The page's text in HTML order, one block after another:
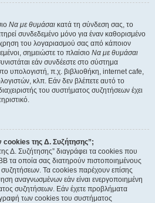
Να με θυμάσαι κατά τη σύνδεση σας, το
συνδεδεμένο μόνο για έναν καθορισμένο
του λογαριασμού σας από κάποιον
σημειώστε το πλαίσιο Να με θυμάσαι
εάν συνδέεστε στο σύστημα
υπολογιστή, π.χ. βιβλιοθήκη, internet cafe,
κλπ. Εάν δεν βλέπετε αυτό το
του συστήματος συζητήσεων έχει
cookies της Δ. Συζήτησης”;
Δ. Συζήτησης” διαγράφει τα cookies που
τα οποία σας διατηρούν πιστοποιημένους
Τα cookies παρέχουν επίσης
αναγνωσμένων εάν είναι ενεργοποιημένη
συζητήσεων. Εάν έχετε προβλήματα
των cookies του συστήματος